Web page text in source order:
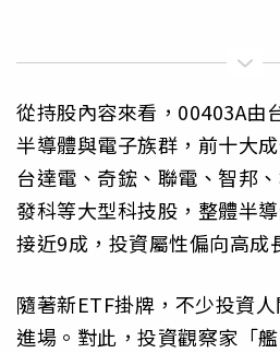
從持股內容來看，00403A由
半導體與電子族群，前十大
台達電、奇鋐、聯電、智邦
發科等大型科技股，整體半
接近9成，投資屬性偏向高成
隨著新ETF掛牌，不少投資
進場。對此，投資觀察家「